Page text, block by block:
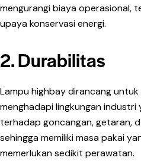
mengurangi biaya operasional,
upaya konservasi energi.
2. Durabilitas
Lampu highbay dirancang
menghadapi lingkungan industri
terhadap goncangan, getaran,
sehingga memiliki masa pakai
memerlukan sedikit perawatan.